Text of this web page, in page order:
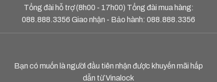
Tổng đài hỗ trợ (8h00 - 17h00) Tổng đài mua hàng:
088.888.3356 Giao nhận - Bảo hành: 088.888.3356
Bạn có muốn là người đầu tiên nhận được khuyến mãi hấp
dẫn từ Vinalock